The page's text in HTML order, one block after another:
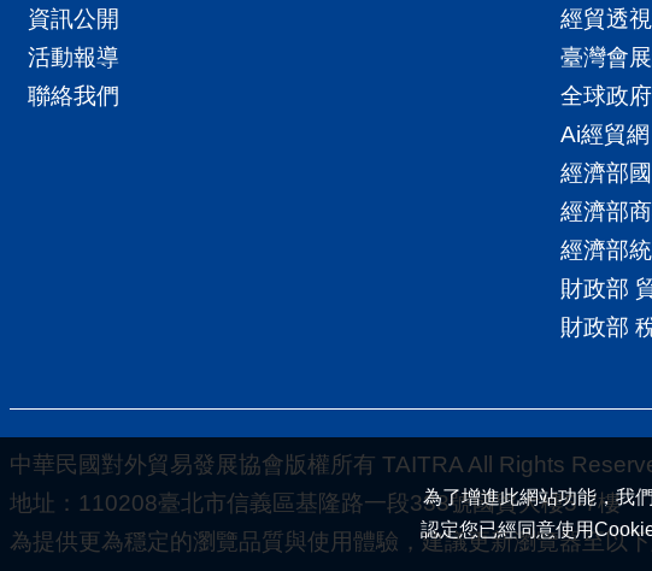
為了增進此網站功能，我
認定您已經同意使用
資訊公開
活動報導
聯絡我們
經貿透
臺灣會
全球政
Ai經貿
經濟部
經濟部
經濟部
財政部
財政部
中華民國對外貿易發展協會版權所有 TAITRA All Rights
地址：110208臺北市信義區基隆路一段333號國貿大樓
為提供更為穩定的瀏覽品質與使用體驗，建議更新瀏覽器至